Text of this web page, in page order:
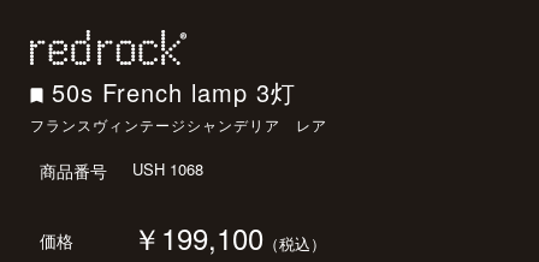
50s French lamp 3灯
フランスヴィンテージシャンデリア レア
商品番号 USH 1068
価格 ￥199,100 （税込）